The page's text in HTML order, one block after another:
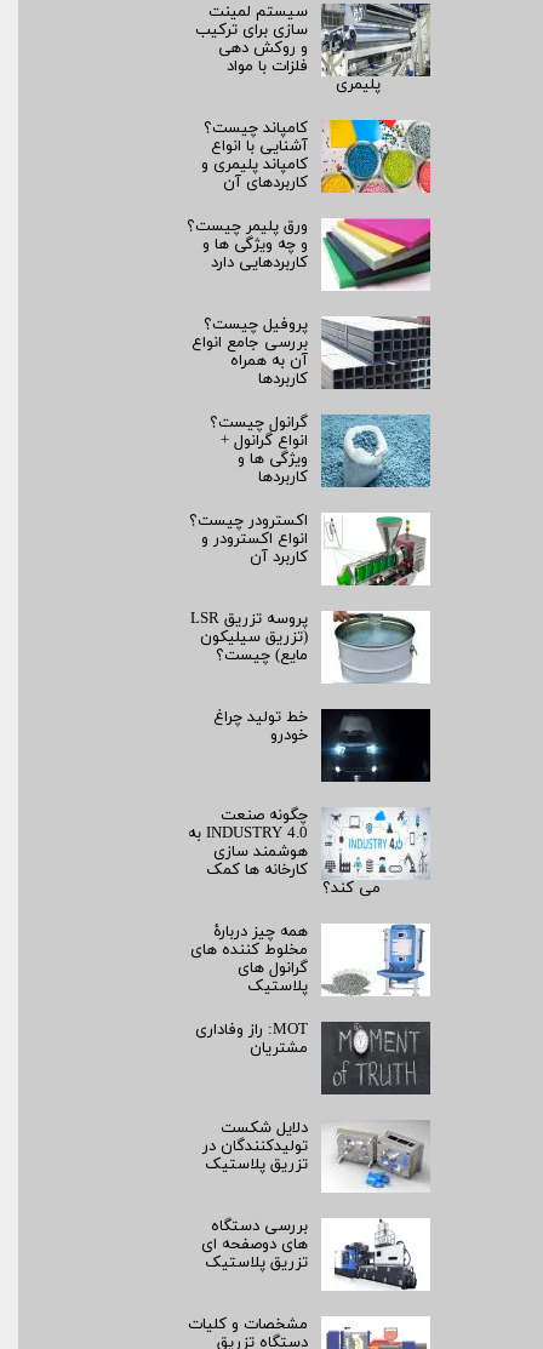
سیستم لمینت‌
سازی برای ترکیب
و روکش‌ دهی
فلزات با مواد
پلیمری
کامپاند چیست؟
آشنایی با انواع
کامپاند پلیمری و
کاربردهای آن
ورق پلیمر چیست؟
و چه ویژگی ها و
کاربردهایی دارد
پروفیل چیست؟
بررسی جامع انواع
آن به همراه
کاربردها
گرانول چیست؟
انواع گرانول +
ویژگی ها و
کاربردها
اکسترودر چیست؟
انواع اکسترودر و
کاربرد آن
پروسه تزریق LSR
(تزریق سیلیکون
مایع) چیست؟
خط تولید چراغ
خودرو
چگونه صنعت
INDUSTRY 4.0 به
هوشمند سازی
کارخانه ها کمک
می کند؟
همه چیز دربارۀ
مخلوط کننده های
گرانول های
پلاستیک
MOT: راز وفاداری
مشتریان
دلایل شکست
تولیدکنندگان در
تزریق پلاستیک
بررسی دستگاه
های دوصفحه ای
تزریق پلاستیک
مشخصات و کلیات
دستگاه تزریق